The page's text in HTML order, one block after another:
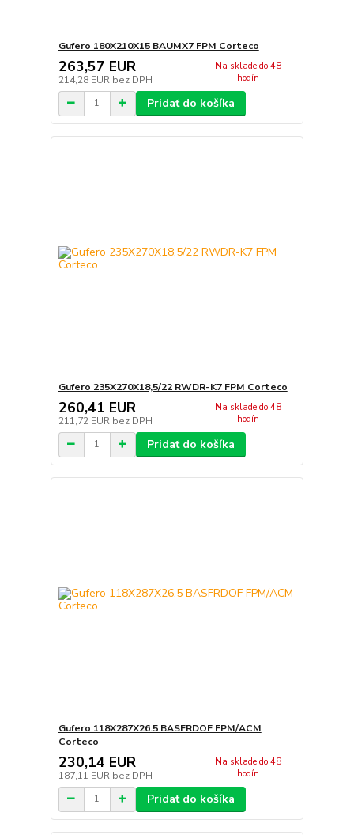
Gufero 180X210X15 BAUMX7 FPM Corteco
263,57 EUR
214,28 EUR bez DPH
Na sklade do 48
hodín
Pridať do košíka
Gufero 235X270X18,5/22 RWDR-K7 FPM Corteco
260,41 EUR
211,72 EUR bez DPH
Na sklade do 48
hodín
Pridať do košíka
Gufero 118X287X26.5 BASFRDOF FPM/ACM
Corteco
230,14 EUR
187,11 EUR bez DPH
Na sklade do 48
hodín
Pridať do košíka